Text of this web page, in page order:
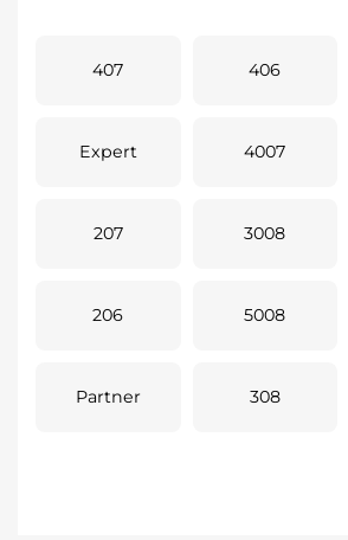
407 406
Expert 4007
207 3008
206 5008
Partner 308